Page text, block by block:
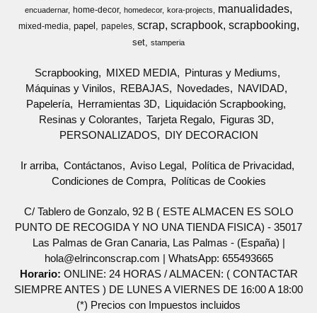
encuadernar
home-decor homedecor kora-projects manualidades
mixed-media papel papeles scrap scrapbook scrapbooking
set stamperia
Scrapbooking MIXED MEDIA
Pinturas y Mediums
Máquinas y Vinilos
REBAJAS Novedades
NAVIDAD
Papelería
Herramientas 3D
Liquidación Scrapbooking
Resinas y Colorantes
Tarjeta Regalo
Figuras 3D
PERSONALIZADOS
DIY DECORACION
Ir arriba Contáctanos Aviso Legal
Política de Privacidad
Condiciones de Compra
Políticas de Cookies
C/ Tablero de Gonzalo, 92 B ( ESTE ALMACEN ES SOLO
PUNTO DE RECOGIDA Y NO UNA TIENDA FISICA) - 35017
Las Palmas de Gran Canaria, Las Palmas - (España) |
hola@elrinconscrap.com | WhatsApp: 655493665
Horario: ONLINE: 24 HORAS / ALMACEN: ( CONTACTAR
SIEMPRE ANTES ) DE LUNES A VIERNES DE 16:00 A 18:00
(*) Precios con Impuestos incluidos